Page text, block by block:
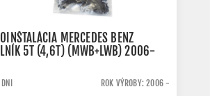
MERCEDES BENZ
5T (4,6T) (MWB+LWB) 2006-
ROK VÝROBY: 2006 -